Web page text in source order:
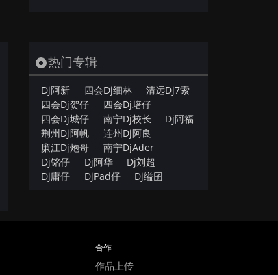
热门专辑
Dj阿新 四会Dj细林
清远Dj7索
四会Dj贺仔
四会Dj培仔
四会Dj城仔
南宁Dj校长
Dj阿福
荆州Dj阿帆
连州Dj阿良
廉江Dj炮哥
南宁DjAder
Dj铭仔
Dj阿华
Dj刘超
Dj庸仔
DjPad仔 Dj缢囝
合作
作品上传